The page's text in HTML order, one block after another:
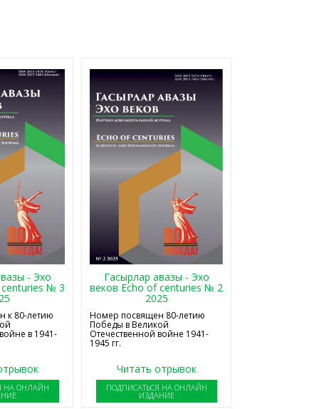
- Эхо
№ 3
к 80-летию
в 1941-
НА ОНЛАЙН
Гасырлар авазы - Эхо
веков Echo of centuries № 2
2025
Номер посвящен 80-летию
Победы в Великой
Отечественной войне 1941-
1945 гг.
Читать отрывок
ПОДПИСАТЬСЯ НА ОНЛАЙН
ИЗДАНИЕ